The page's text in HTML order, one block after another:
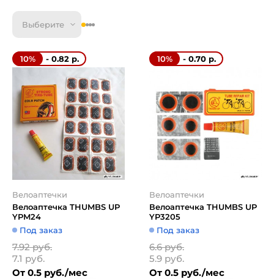
Выберите
10% - 0.82 р.
Велоаптечки
Велоаптечка THUMBS UP
YPM24
Под заказ
7.92 руб.
7.1 руб.
От 0.5 руб./мес
10% - 0.70 р.
Велоаптечки
Велоаптечка THUMBS UP
YP3205
Под заказ
6.6 руб.
5.9 руб.
От 0.5 руб./мес